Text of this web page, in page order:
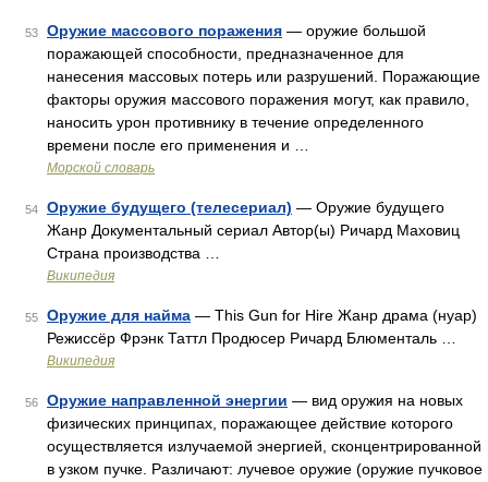
53 Оружие массового поражения — оружие большой
поражающей способности, предназначенное для
нанесения массовых потерь или разрушений. Поражающие
факторы оружия массового поражения могут, как правило,
наносить урон противнику в течение определенного
времени после его применения и …
Морской словарь
54 Оружие будущего (телесериал) — Оружие будущего
Жанр Документальный сериал Автор(ы) Ричард Маховиц
Страна производства …
Википедия
55 Оружие для найма — This Gun for Hire Жанр драма (нуар)
Режиссёр Фрэнк Таттл Продюсер Ричард Блюменталь …
Википедия
56 Оружие направленной энергии — вид оружия на новых
физических принципах, поражающее действие которого
осуществляется излучаемой энергией, сконцентрированной
в узком пучке. Различают: лучевое оружие (оружие пучковое